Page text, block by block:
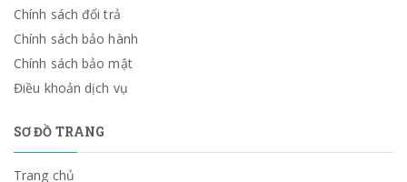
Chính sách đổi trả
Chính sách bảo hành
Chính sách bảo mật
Điều khoản dịch vụ
SƠ ĐỒ TRANG
Trang chủ